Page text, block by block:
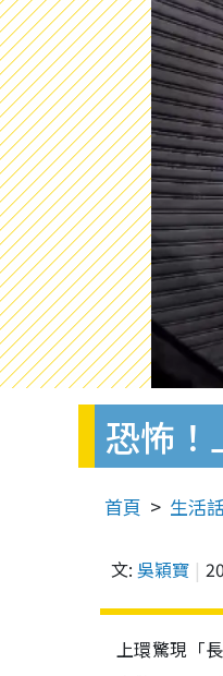
恐怖！
首頁 生活
文: 吳穎寶
上環驚現「